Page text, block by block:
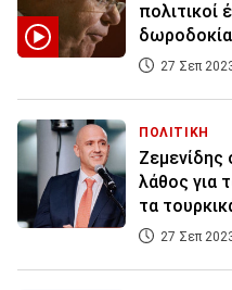
πολιτικοί
δωροδοκία
27 Σεπ
ΠΟΛΙΤΙΚΗ
Ζεμενίδης
λάθος για
τα
27 Σεπ